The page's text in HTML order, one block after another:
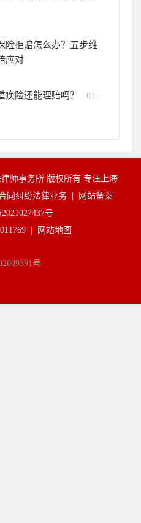
险拒赔怎么办？五步维
应对
险还能理赔吗？
01-
师事务所 版权所有 专注上海
同纠纷法律业务 |
网站备案
号
|
网站地图
号